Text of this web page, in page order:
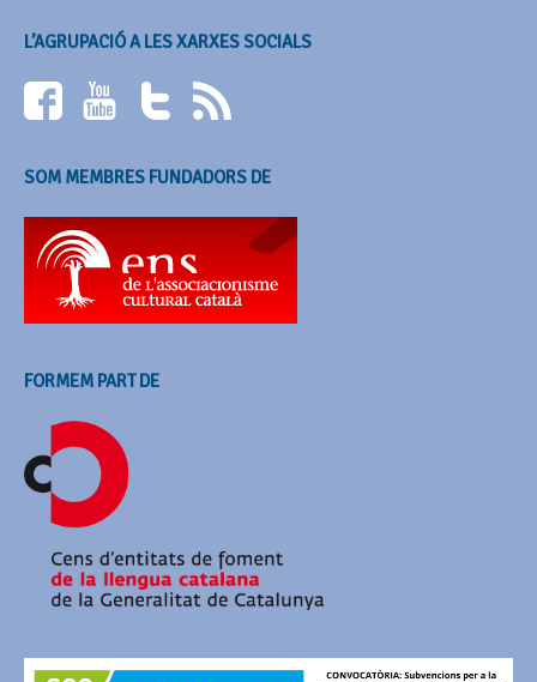
L’AGRUPACIÓ A LES XARXES SOCIALS
SOM MEMBRES FUNDADORS DE
FORMEM PART DE